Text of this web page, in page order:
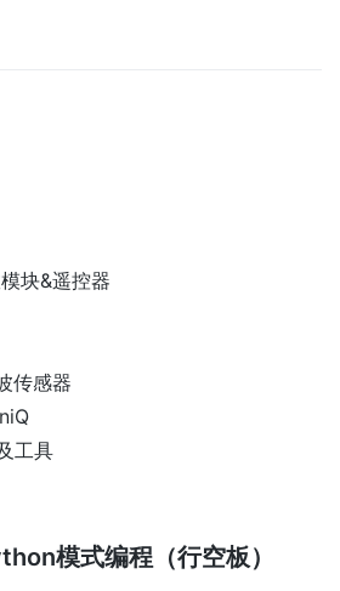
块&遥控器
传感器
工具
模式编程（行空板）